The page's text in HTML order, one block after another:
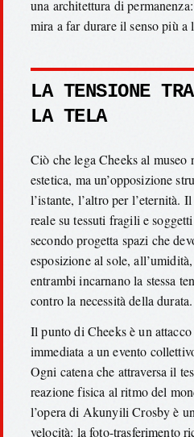
una architettura di
mira a far durare il senso più a
LA TENSIONE
LA TELA
Ciò che lega Cheeks al museo
estetica, ma un’opposizione
l’istante, l’altro per l’eternità.
reale su tessuti fragili e
secondo progetta spazi che
esposizione al sole,
entrambi incarnano la stessa
contro la necessità della durata.
Il punto di Cheeks è un
immediata a un evento
Ogni catena che attraversa il
reazione fisica al ritmo del
l’opera di Akunyili Crosby è
velocità: la foto-trasferimento